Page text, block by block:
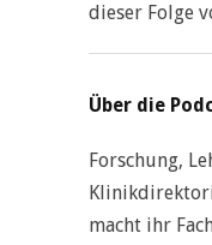
dieser Folge
Über die
Forschung,
macht ihr